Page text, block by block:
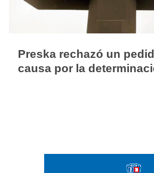
Preska rechazó un
causa por la